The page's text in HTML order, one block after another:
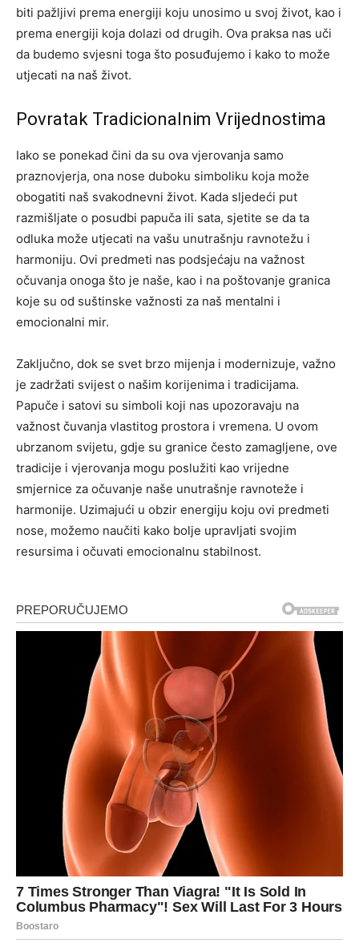
biti pažljivi prema energiji koju unosimo u svoj život, kao i
prema energiji koja dolazi od drugih. Ova praksa nas uči
da budemo svjesni toga što posuđujemo i kako to može
utjecati na naš život.
Povratak Tradicionalnim Vrijednostima
Iako se ponekad čini da su ova vjerovanja samo
praznovjerja, ona nose duboku simboliku koja može
obogatiti naš svakodnevni život. Kada sljedeći put
razmišljate o posudbi papuča ili sata, sjetite se da ta
odluka može utjecati na vašu unutrašnju ravnotežu i
harmoniju. Ovi predmeti nas podsjećaju na važnost
očuvanja onoga što je naše, kao i na poštovanje granica
koje su od suštinske važnosti za naš mentalni i
emocionalni mir.
Zaključno, dok se svet brzo mijenja i modernizuje, važno
je zadržati svijest o našim korijenima i tradicijama.
Papuče i satovi su simboli koji nas upozoravaju na
važnost čuvanja vlastitog prostora i vremena. U ovom
ubrzanom svijetu, gdje su granice često zamagljene, ove
tradicije i vjerovanja mogu poslužiti kao vrijedne
smjernice za očuvanje naše unutrašnje ravnoteže i
harmonije. Uzimajući u obzir energiju koju ovi predmeti
nose, možemo naučiti kako bolje upravljati svojim
resursima i očuvati emocionalnu stabilnost.